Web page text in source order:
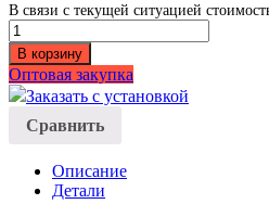
В связи с текущей ситуацией
Количество
Кронштейн
стеновой
L
КС005-
300-
В корзину
Оптовая закупка
Заказать с установкой
Сравнить
Описание
Детали